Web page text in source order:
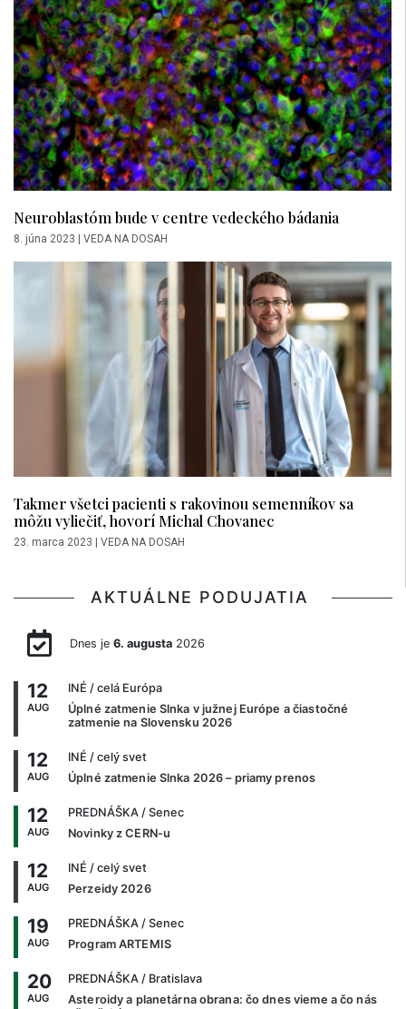
Neuroblastóm bude v centre vedeckého bádania
8. júna 2023 VEDA NA DOSAH
Takmer všetci pacienti s rakovinou semenníkov sa
môžu vyliečiť, hovorí Michal Chovanec
23. marca 2023 | VEDA NA DOSAH
AKTUÁLNE PODUJATIA
Dnes je 6. augusta2026
12
AUG
INÉ / celá Európa
Úplné zatmenie Slnka v južnej Európe a čiastočné
zatmenie na Slovensku 2026
12
AUG
INÉ / celý svet
Úplné zatmenie Slnka 2026 – priamy prenos
12
AUG
PREDNÁŠKA / Senec
Novinky z CERN-u
12
AUG
INÉ / celý svet
Perzeidy 2026
19
AUG
PREDNÁŠKA / Senec
Program ARTEMIS
20
AUG
PREDNÁŠKA / Bratislava
Asteroidy a planetárna obrana: čo dnes vieme a čo nás